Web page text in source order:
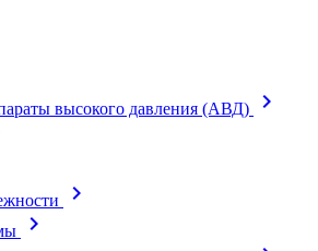
высокого давления (АВД) keyboard_arrow_right
keyboard_arrow_right
keyboard_arrow_right